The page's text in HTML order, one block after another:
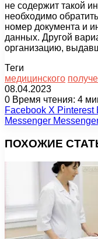
не содержит такой
необходимо
номер документа и
данных. Другой
организацию,
Теги
медицинского
08.04.2023
0 Время чтения: 4
Facebook X Pinterest
Messenger
ПОХОЖИЕ